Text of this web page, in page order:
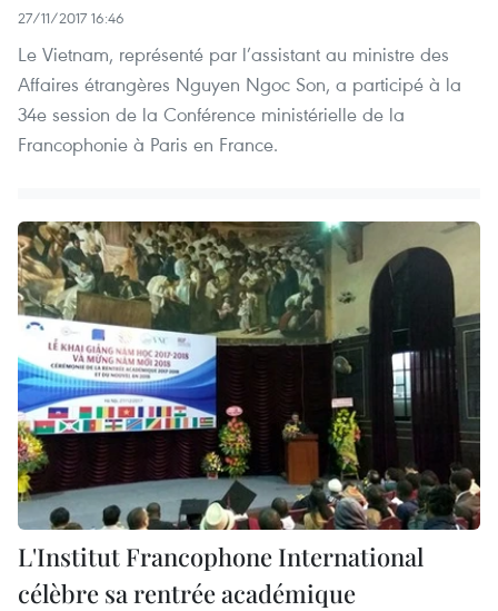
27/11/2017 16:46
Le Vietnam, représenté par l’assistant au ministre des
Affaires étrangères Nguyen Ngoc Son, a participé à la
34e session de la Conférence ministérielle de la
Francophonie à Paris en France.
L'Institut Francophone International
célèbre sa rentrée académique